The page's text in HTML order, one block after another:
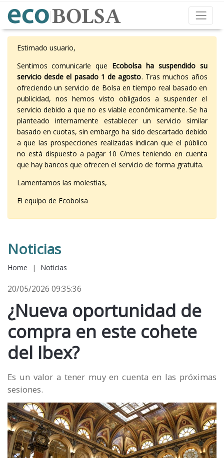
Estimado usuario,
Sentimos comunicarle que Ecobolsa ha suspendido su
servicio desde el pasado 1 de agosto. Tras muchos años
ofreciendo un servicio de Bolsa en tiempo real basado en
publicidad, nos hemos visto obligados a suspender el
servicio debido a que no es viable económicamente. Se ha
planteado internamente establecer un servicio similar
basado en cuotas, sin embargo ha sido descartado debido
a que las prospecciones realizadas indican que el público
no está dispuesto a pagar 10 €/mes teniendo en cuenta
que hay bancos que ofrecen el servicio de forma gratuita.
Lamentamos las molestias,
El equipo de Ecobolsa
Noticias
Home | Noticias
20/05/2026 09:35:36
¿Nueva oportunidad de
compra en este cohete
del Ibex?
Es un valor a tener muy en cuenta en las próximas
sesiones.